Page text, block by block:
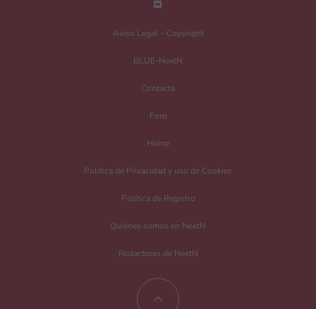
Deja una respuesta
Aviso Legal – Copyright
BLUE-NextN
Contacta
Foro
Home
Política de Privacidad y uso de Cookies
Política de Registro
Quiénes somos en NextN
Redactores de NextN